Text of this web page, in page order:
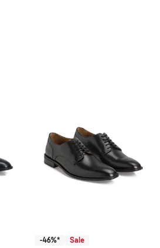
-46%* Sale